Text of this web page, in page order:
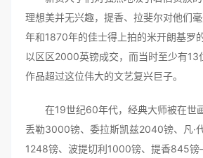
理想美并无兴趣，提香、拉斐尔对他们
年和1870年的佳士得上拍的米开朗基罗
以区区2000英镑成交，而当时至少有13
作品超过这位伟大的文艺复兴巨子。
在19世纪60年代，经典大师被在世画
丢勒3000镑、委拉斯凯兹2040镑、凡·
1248镑、波提切利1000镑、提香845